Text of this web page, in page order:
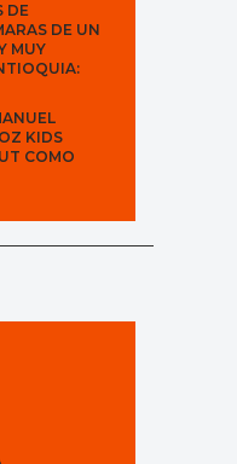
DE
DE UN
MUY
KIDS
COMO